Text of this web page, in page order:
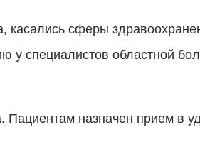
сферы
у специалистов областной
назначен прием в